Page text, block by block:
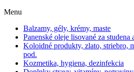
Menu
Balzamy, gély, krémy, maste
Panenské oleje lisované za studena
Koloidné produkty, zlato, striebro,
pod.
Kozmetika, hygiena, dezinfekcia